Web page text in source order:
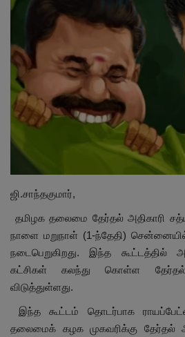
சினிமா
நீச்சலடித்து தப்பிய மாமியார்!
மூழ்கிய மருமகள்!
Contact
கிரைம்
ஜி.சாந்தகுமார்,
தமிழக தலைமை தேர்தல் அதிகாரி
நாளை மறுநாள் (1-ந்தேதி)
நடைபெறுகிறது. இந்த கூட்டத்தில்
கட்சிகள் கலந்து கொள்ள
விடுத்துள்ளது.
இந்த கூட்டம் தொடர்பாக
தலைமைக் கழக முகவரிக்கு தேர்தல்